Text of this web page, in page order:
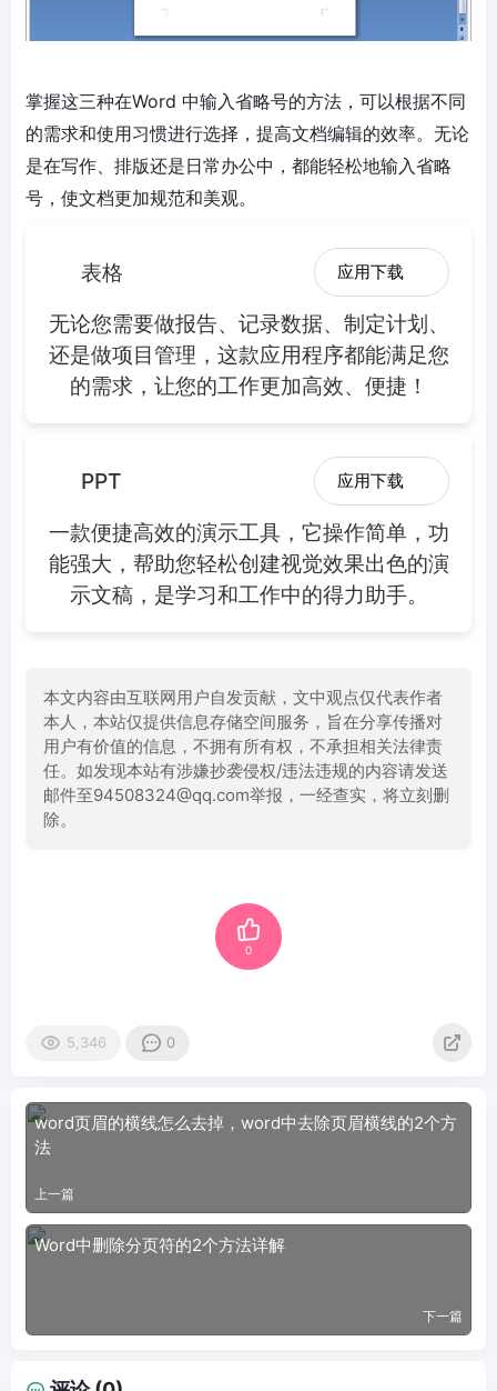
掌握这三种在Word 中输入省略号的方法，可以根据不同
的需求和使用习惯进行选择，提高文档编辑的效率。无论
是在写作、排版还是日常办公中，都能轻松地输入省略
号，使文档更加规范和美观。
表格 应用下载
无论您需要做报告、记录数据、制定计划、
还是做项目管理，这款应用程序都能满足您
的需求，让您的工作更加高效、便捷！
PPT 应用下载
一款便捷高效的演示工具，它操作简单，功
能强大，帮助您轻松创建视觉效果出色的演
示文稿，是学习和工作中的得力助手。
本文内容由互联网用户自发贡献，文中观点仅代表作者
本人，本站仅提供信息存储空间服务，旨在分享传播对
用户有价值的信息，不拥有所有权，不承担相关法律责
任。如发现本站有涉嫌抄袭侵权/违法违规的内容请发送
邮件至94508324@qq.com举报，一经查实，将立刻删
除。
0
5,346 0
word页眉的横线怎么去掉，word中去除页眉横线的2个方
法
上一篇
Word中删除分页符的2个方法详解
下一篇